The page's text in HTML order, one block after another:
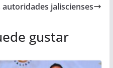
jaliscienses
gustar